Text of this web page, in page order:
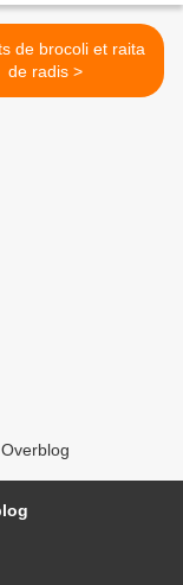
de brocoli et raita
de radis >